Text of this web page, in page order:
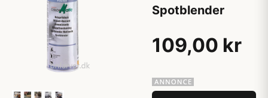
Spotblender
109,00 kr